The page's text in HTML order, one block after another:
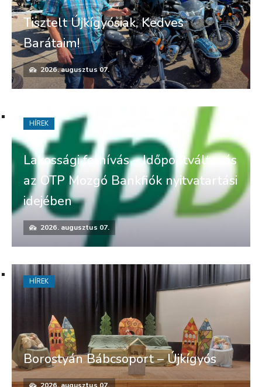
Tisztelt Újkígyósiak, Kedves
Barátaim!
2026. augusztus 07.
Lakossági felhívás – Időpontváltozás
az OTP Mozgó Bankfiók nyitvatartási
idejében
2026. augusztus 07.
HÍREK
Borostyán Bábcsoport – Újkígyós
2026. augusztus 07.
HÍREK